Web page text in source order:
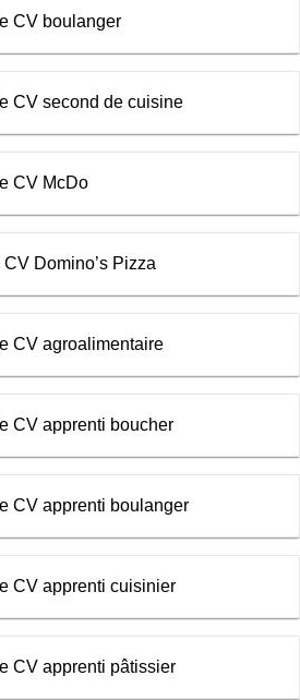
CV boulanger
CV second de cuisine
CV McDo
Domino’s Pizza
CV agroalimentaire
CV apprenti boucher
CV apprenti boulanger
CV apprenti cuisinier
CV apprenti pâtissier